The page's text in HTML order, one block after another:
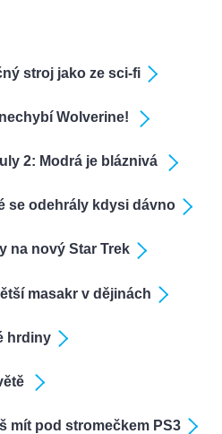
stroj jako ze sci-fi
Wolverine!
2: Modrá je bláznivá
se odehrály kdysi dávno
na nový Star Trek
masakr v dějinách
hrdiny
mít pod stromečkem PS3